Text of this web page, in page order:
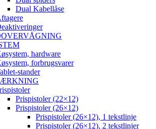
Dual Kabellåse
hardware
forbrugsvarer
stander
Prispistoler (22×12)
Prispistoler (26×12)
Prispistoler (26×12), 1 tekstlinje
Prispistoler (26×12), 2 tekstlinjer